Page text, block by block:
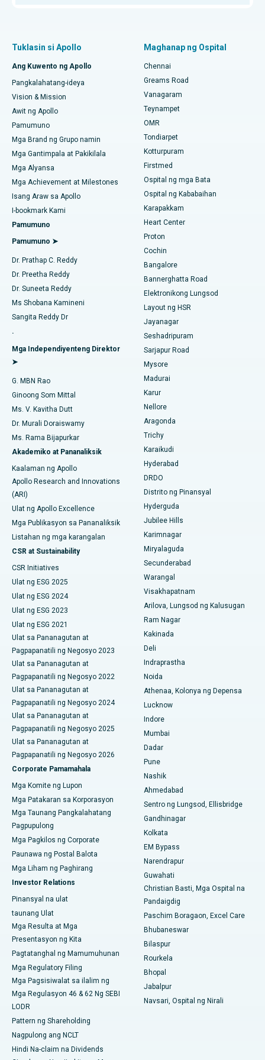
Maghanap ng Dentista
Maghanap ng Pediatrics
Maghanap ng Dermatologist
Maghanap ng Urologist
Maghanap ng Diabetologist
Maghanap ng Ginekologo
Maghanap ng Pangkalahatang Doktor
Maghanap ng Sikologo
Maghanap ng Pangkalahatang Siruhano
Chennai
Pinakamahusay na Ospital sa Paschim Boragaon, Guwahati
Pinakamahusay na Ospital sa PH Road, Chennai
Pinakamahusay na Sentro ng Puso sa Thousand Lights,
Chennai
Pinakamahusay na Ospital sa Jubilee Hills, Hyderabad
Pinakamahusay na Ospital sa Tondiarpet, Chennai
Pinakamahusay na Ospital sa Kotturpuram, Chennai
Pinakamahusay na Ospital sa Kovai Road, Karur
Pinakamahusay na Ospital sa Karapakkam, Chennai
Pinakamahusay na Ospital sa Arilova, Vizag
Pinakamahusay na Ospital sa Kanpur Road, Lucknow
Pinakamahusay na Ospital sa Sektor-26, Noida
Pinakamahusay na Ospital sa Gandhinagar, Ahmedabad
Pinakamahusay na Ospital sa Bannerghatta Road, Bangalore
Pinakamahusay na Ospital sa Unit-15, Bhubaneswar
Pinakamahusay na Ospital sa Seepat Road, Bilaspur
Pinakamahusay na Ospital sa Ellisbridge, Ahmedabad
Pinakamahusay na Ospital sa New Delhi
Pinakamahusay na Ospital sa DRDO, Hyderabad
Pinakamahusay na Ospital sa GS Road, Guwahati
Pinakamahusay na Ospital sa Hyderguda, Hyderabad
Pinakamahusay na Ospital sa Vijay Nagar, Indore
Pinakamahusay na Ospital sa Suryaraopeta Main Road,
Kakinada
Pinakamahusay na Ospital sa Canal Circular Road, Kolkata
Pinakamahusay na Ospital sa CBD Belapur, Navi Mumbai
Pinakamahusay na Ospital sa Panchavati, Nashik
Pinakamahusay na Ospital sa Secunderabad, Hyderabad
Pinakamahusay na Ospital sa Seshadripuram, Bangalore
Pinakamahusay na Ospital sa Waltair Main Road,
Visakhapatnam
Pinakamahusay na Ospital sa Subhash Nagar Road,
Karimnagar
Pinakamahusay na Ospital sa Managari, Karaikudi
Pinakamahusay na Ospital sa Arepally, Warangal
Pinakamahusay na Ospital sa Arera Colony, Bhopal
Pinakamahusay na Ospital sa Jayanagar, Bangalore
Pinakamahusay na Ospital sa KK Nagar, Madurai
Pinakamahusay na Ospital sa Ramji Nagar, Nellore
Pinakamahusay na Ospital sa Sektor-19, Rourkela
Pinakamahusay na Ospital sa Swargate, Pune
Pinakamahusay na Ospital ng Kanser ng Kababaihan sa Timog
Delhi
Fast Track Daycare na Pagpapalit ng Tuhod
Sleeve Gastrectomy
Lasik Surgery
liposuction
Coronary Angiogram
Kapalit na Transcatheter Aortic Valve
Pag-aayos ng MitraClip Valve
Minimally Invasive Cardiac Surgery
Pagwawaksi ng Catheter
ACL Reconstruction Surgery
Pagpapalit ng Balikat na Balikat
Endometrial Ablation
Ovarian Cystectomy
Brachytherapy
Colonoscopy
Polypectomy
Deep Brain Stimulation
Peritoneyal Dialysis
Parathyroidectomy
Cytoreductive Surgery
Ceramic Kabuuang Pagpapalit ng Tuhod
ERCP
Tuklasin si Apollo
Ang Kuwento ng Apollo
Pangkalahatang-ideya
Vision & Mission
Awit ng Apollo
Pamumuno
Mga Brand ng Grupo namin
Mga Gantimpala at Pakikilala
Mga Alyansa
Mga Achievement at Milestones
Isang Araw sa Apollo
I-bookmark Kami
Pamumuno
Pamumuno ➤
Dr. Prathap C. Reddy
Dr. Preetha Reddy
Dr. Suneeta Reddy
Ms Shobana Kamineni
Sangita Reddy Dr
.
Mga Independiyenteng Direktor
➤
G. MBN Rao
Ginoong Som Mittal
Ms. V. Kavitha Dutt
Dr. Murali Doraiswamy
Ms. Rama Bijapurkar
Akademiko at Pananaliksik
Kaalaman ng Apollo
Apollo Research and Innovations
(ARI)
Ulat ng Apollo Excellence
Mga Publikasyon sa Pananaliksik
Listahan ng mga karangalan
CSR at Sustainability
CSR Initiatives
Ulat ng ESG 2025
Ulat ng ESG 2024
Ulat ng ESG 2023
Ulat ng ESG 2021
Ulat sa Pananagutan at
Pagpapanatili ng Negosyo 2023
Ulat sa Pananagutan at
Pagpapanatili ng Negosyo 2022
Ulat sa Pananagutan at
Pagpapanatili ng Negosyo 2024
Ulat sa Pananagutan at
Pagpapanatili ng Negosyo 2025
Ulat sa Pananagutan at
Pagpapanatili ng Negosyo 2026
Corporate Pamamahala
Mga Komite ng Lupon
Mga Patakaran sa Korporasyon
Mga Taunang Pangkalahatang
Pagpupulong
Mga Pagkilos ng Corporate
Paunawa ng Postal Balota
Mga Liham ng Paghirang
Investor Relations
Pinansyal na ulat
taunang Ulat
Mga Resulta at Mga
Presentasyon ng Kita
Pagtatanghal ng Mamumuhunan
Mga Regulatory Filing
Mga Pagsisiwalat sa ilalim ng
Mga Regulasyon 46 & 62 Ng SEBI
LODR
Pattern ng Shareholding
Nagpulong ang NCLT
Hindi Na-claim na Dividends
Maghanap ng Ospital
Chennai
Greams Road
Vanagaram
Teynampet
OMR
Tondiarpet
Kotturpuram
Firstmed
Ospital ng mga Bata
Ospital ng Kababaihan
Karapakkam
Heart Center
Proton
Cochin
Bangalore
Bannerghatta Road
Elektronikong Lungsod
Layout ng HSR
Jayanagar
Seshadripuram
Sarjapur Road
Mysore
Madurai
Karur
Nellore
Aragonda
Trichy
Karaikudi
Hyderabad
DRDO
Distrito ng Pinansyal
Hyderguda
Jubilee Hills
Karimnagar
Miryalaguda
Secunderabad
Warangal
Visakhapatnam
Arilova, Lungsod ng Kalusugan
Ram Nagar
Kakinada
Deli
Indraprastha
Noida
Athenaa, Kolonya ng Depensa
Lucknow
Indore
Mumbai
Dadar
Pune
Nashik
Ahmedabad
Sentro ng Lungsod, Ellisbridge
Gandhinagar
Kolkata
EM Bypass
Narendrapur
Guwahati
Christian Basti, Mga Ospital na
Pandaigdig
Paschim Boragaon, Excel Care
Bhubaneswar
Bilaspur
Rourkela
Bhopal
Jabalpur
Navsari, Ospital ng Nirali